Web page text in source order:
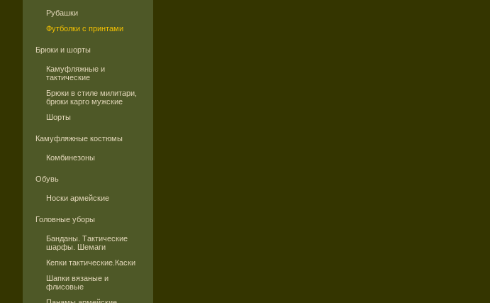
Рубашки
Футболки с принтами
Брюки и шорты
Камуфляжные и
тактические
Брюки в стиле милитари,
брюки карго мужские
Шорты
Камуфляжные костюмы
Комбинезоны
Обувь
Носки армейские
Головные уборы
Банданы. Тактические
шарфы. Шемаги
Кепки тактические.Каски
Шапки вязаные и
флисовые